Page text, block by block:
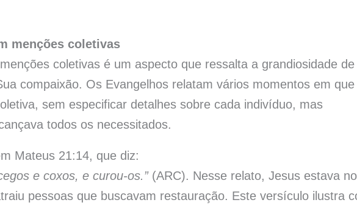
menções coletivas
coletivas é um aspecto que ressalta a grandiosidade de
compaixão. Os Evangelhos relatam vários momentos em que
sem especificar detalhes sobre cada indivíduo, mas
todos os necessitados.
Mateus 21:14, que diz:
e coxos, e curou-os.”(ARC). Nesse relato, Jesus estava no
pessoas que buscavam restauração. Este versículo ilustra